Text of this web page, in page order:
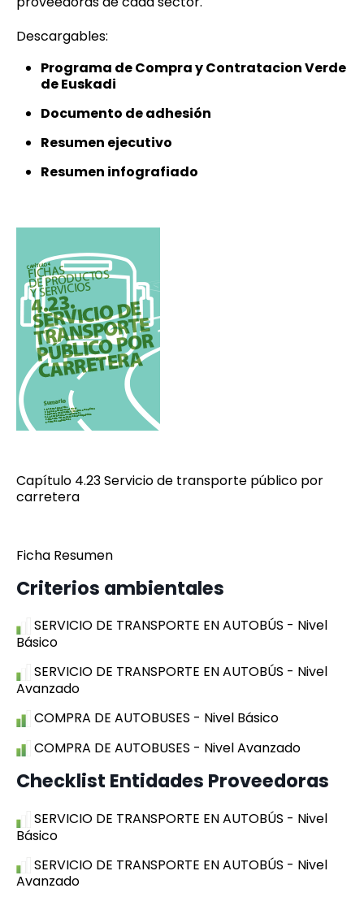
Descargables:
Programa de Compra y Contratacion Verde
de Euskadi
Documento de adhesión
Resumen ejecutivo
Resumen infografiado
Capítulo 4.23 Servicio de transporte público por
carretera
Ficha Resumen
Criterios ambientales
SERVICIO DE TRANSPORTE EN AUTOBÚS - Nivel
Básico
SERVICIO DE TRANSPORTE EN AUTOBÚS - Nivel
Avanzado
COMPRA DE AUTOBUSES - Nivel Básico
COMPRA DE AUTOBUSES - Nivel Avanzado
Checklist Entidades Proveedoras
SERVICIO DE TRANSPORTE EN AUTOBÚS - Nivel
Básico
SERVICIO DE TRANSPORTE EN AUTOBÚS - Nivel
Avanzado